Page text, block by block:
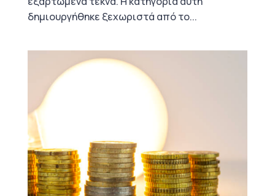
δημιουργήθηκε ξεχωριστά από το...